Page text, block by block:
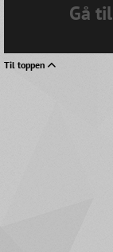
Gå
Til toppen